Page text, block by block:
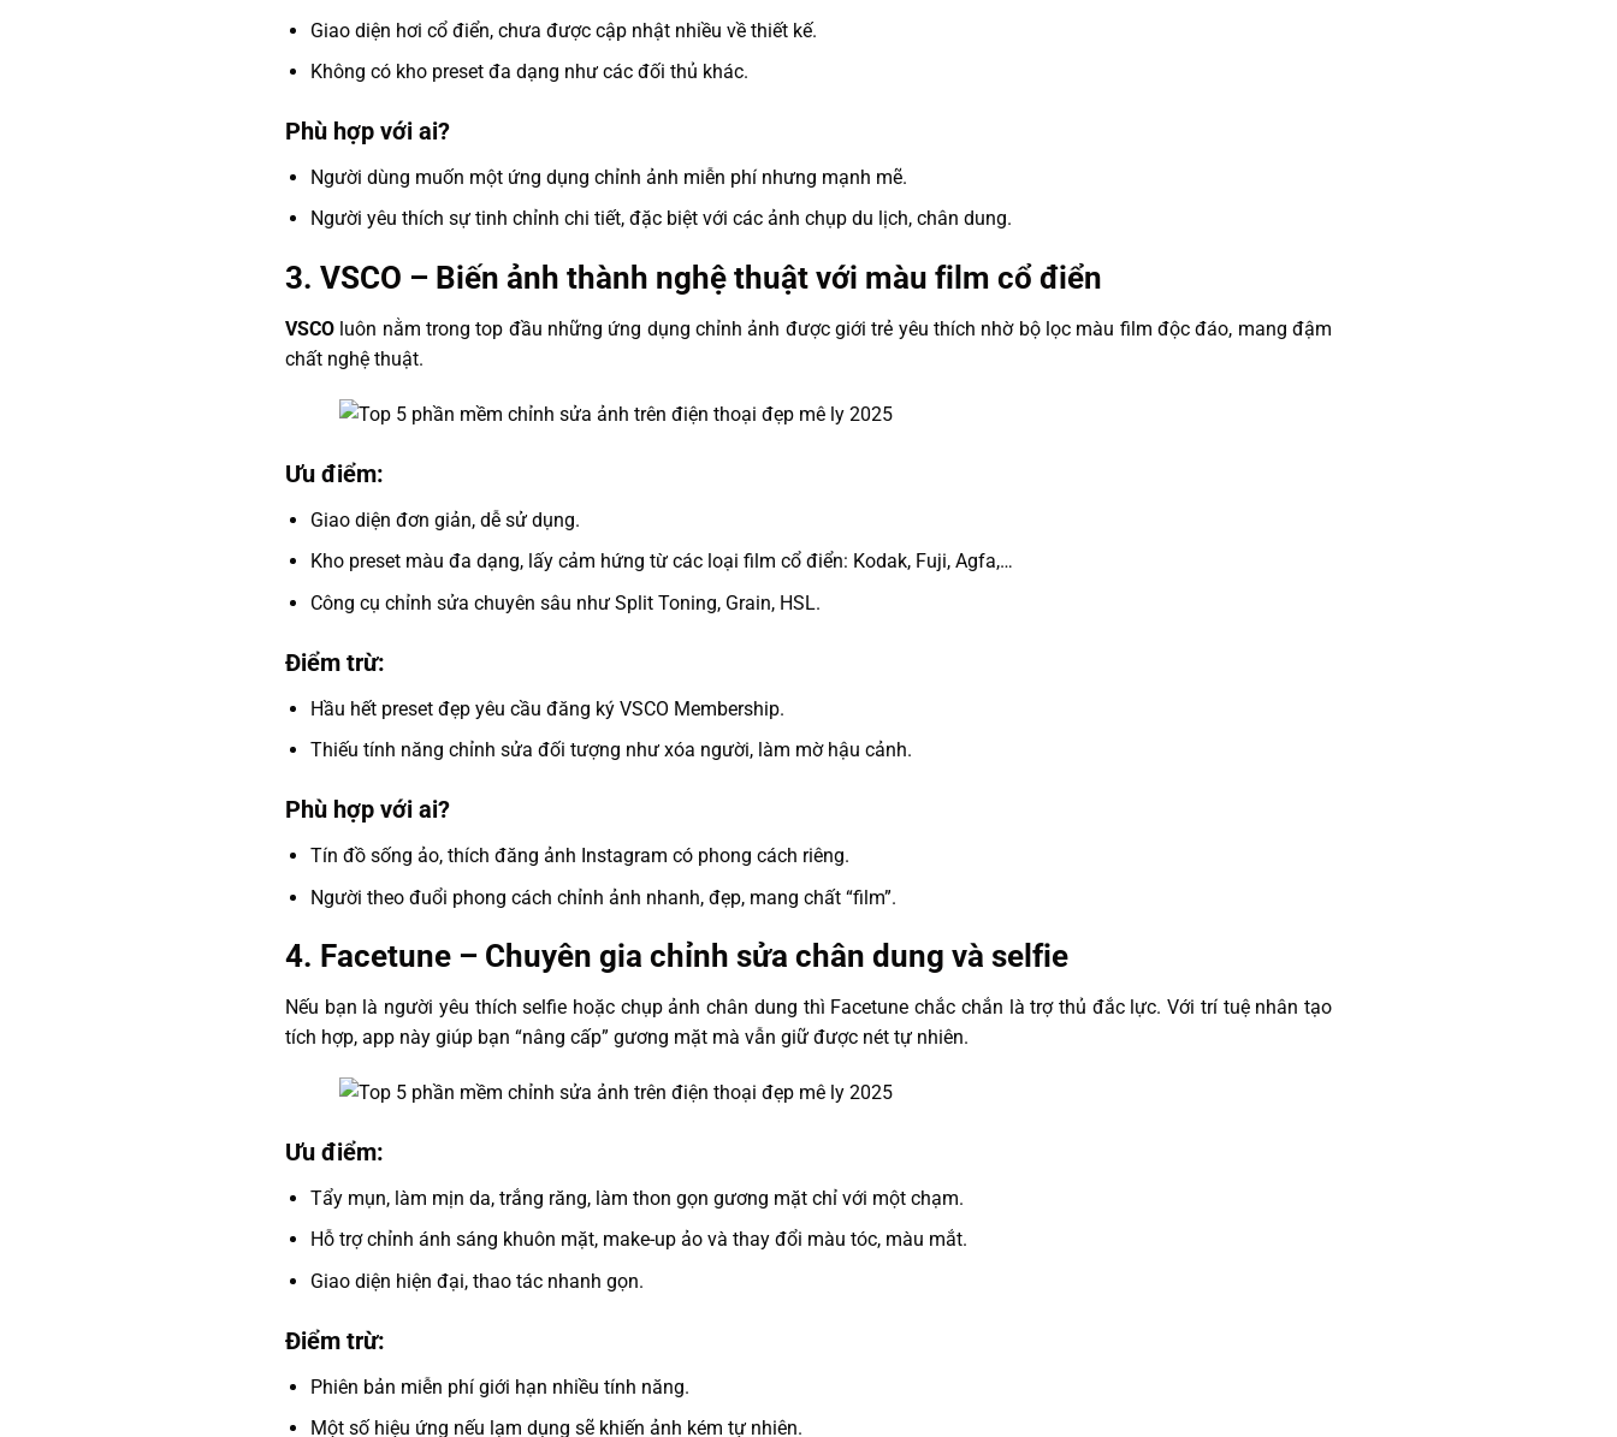
Giao diện hơi cổ điển, chưa được cập nhật nhiều về thiết kế.
Không có kho preset đa dạng như các đối thủ khác.
Phù hợp với ai?
Người dùng muốn một ứng dụng chỉnh ảnh miễn phí nhưng mạnh mẽ.
Người yêu thích sự tinh chỉnh chi tiết, đặc biệt với các ảnh chụp du lịch, chân dung.
3. VSCO – Biến ảnh thành nghệ thuật với màu film cổ điển
VSCO luôn nằm trong top đầu những ứng dụng chỉnh ảnh được giới trẻ yêu thích nhờ bộ lọc màu film độc đáo, mang đậm
chất nghệ thuật.
Ưu điểm:
Giao diện đơn giản, dễ sử dụng.
Kho preset màu đa dạng, lấy cảm hứng từ các loại film cổ điển: Kodak, Fuji, Agfa,…
Công cụ chỉnh sửa chuyên sâu như Split Toning, Grain, HSL.
Điểm trừ:
Hầu hết preset đẹp yêu cầu đăng ký VSCO Membership.
Thiếu tính năng chỉnh sửa đối tượng như xóa người, làm mờ hậu cảnh.
Phù hợp với ai?
Tín đồ sống ảo, thích đăng ảnh Instagram có phong cách riêng.
Người theo đuổi phong cách chỉnh ảnh nhanh, đẹp, mang chất “film”.
4. Facetune – Chuyên gia chỉnh sửa chân dung và selfie
Nếu bạn là người yêu thích selfie hoặc chụp ảnh chân dung thì Facetune chắc chắn là trợ thủ đắc lực. Với trí tuệ nhân tạo
tích hợp, app này giúp bạn “nâng cấp” gương mặt mà vẫn giữ được nét tự nhiên.
Ưu điểm:
Tẩy mụn, làm mịn da, trắng răng, làm thon gọn gương mặt chỉ với một chạm.
Hỗ trợ chỉnh ánh sáng khuôn mặt, make-up ảo và thay đổi màu tóc, màu mắt.
Giao diện hiện đại, thao tác nhanh gọn.
Điểm trừ:
Phiên bản miễn phí giới hạn nhiều tính năng.
Một số hiệu ứng nếu lạm dụng sẽ khiến ảnh kém tự nhiên.